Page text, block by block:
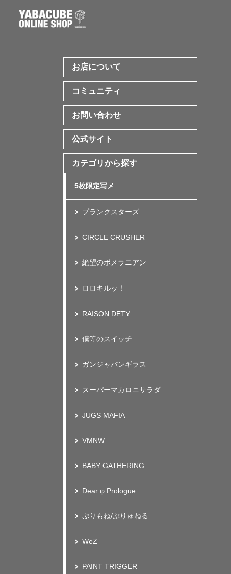
お店について
コミュニティ
お問い合わせ
公式サイト
カテゴリから探す
5枚限定写メ
プランクスターズ
CIRCLE CRUSHER
絶望のポメラニアン
ロロキルッ！
RAISON DETY
僕等のスイッチ
ガンジャバンギラス
スーパーマカロニサラダ
JUGS MAFIA
VMNW
BABY GATHERING
Dear φ Prologue
ぷりもね/ぷりゅねる
WeZ
PAINT TRIGGER